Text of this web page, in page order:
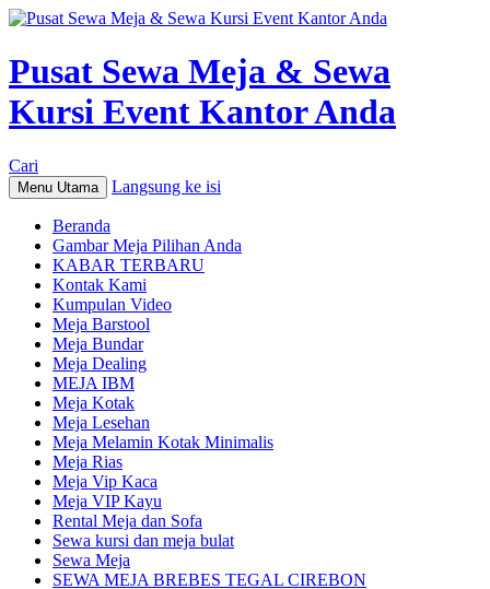
Pusat Sewa Meja & Sewa
Kursi Event Kantor Anda
Cari
Menu Utama Langsung ke isi
Beranda
Gambar Meja Pilihan Anda
KABAR TERBARU
Kontak Kami
Kumpulan Video
Meja Barstool
Meja Bundar
Meja Dealing
MEJA IBM
Meja Kotak
Meja Lesehan
Meja Melamin Kotak Minimalis
Meja Rias
Meja Vip Kaca
Meja VIP Kayu
Rental Meja dan Sofa
Sewa kursi dan meja bulat
Sewa Meja
SEWA MEJA BREBES TEGAL CIREBON